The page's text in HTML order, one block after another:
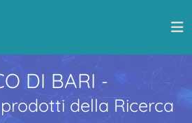
DI BARI -
della Ricerca